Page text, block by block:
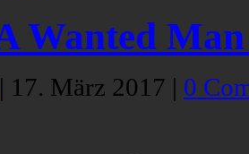
Wanted
| 17. März 2017 | 0